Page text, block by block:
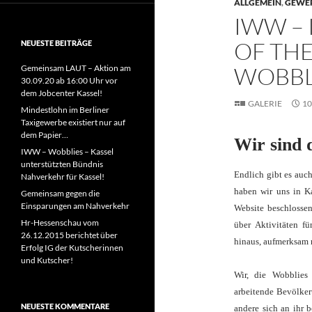
ALLGEMEIN,
IWW –
OF
GALERIE
Wir sind
Endlich gibt es
haben wir uns in
Website
über Aktivitäten
hinaus,
Wir, die
arbeitende
andere sich an ihr
NEUESTE BEITRÄGE
Gemeinsam LAUT – Aktion am
30.09.20 ab 16:00 Uhr vor
dem Jobcenter Kassel!
Mindestlohn im Berliner
Taxigewerbe existiert nur auf
dem Papier…
IWW – Wobblies – Kassel
unterstützten Bündnis
Nahverkehr für Kassel!
Gemeinsam gegen die
Einsparungen am Nahverkehr
Hr-Hessenschau vom
26.12.2015 berichtet über
Erfolg IG der Kutscherinnen
und Kutscher!
NEUESTE KOMMENTARE